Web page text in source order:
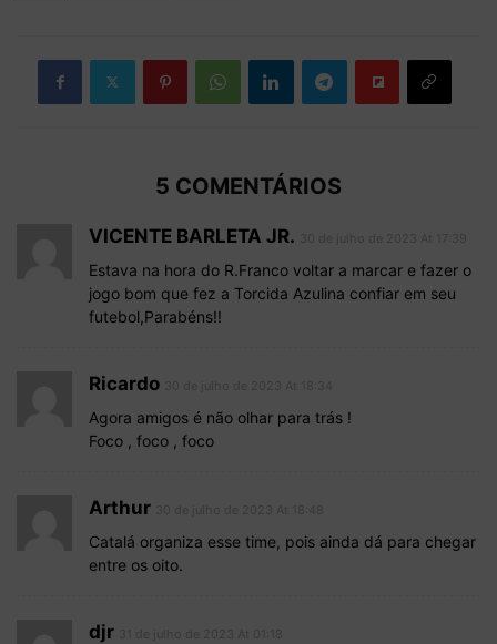
5 COMENTÁRIOS
VICENTE BARLETA JR.
Estava na hora do R.Franco voltar a marcar e fazer o
jogo bom que fez a Torcida Azulina confiar em seu
futebol,Parabéns!!
Ricardo
Agora amigos é não olhar para trás !
Foco , foco , foco
Arthur
Catalá organiza esse time, pois ainda dá para chegar
entre os oito.
djr